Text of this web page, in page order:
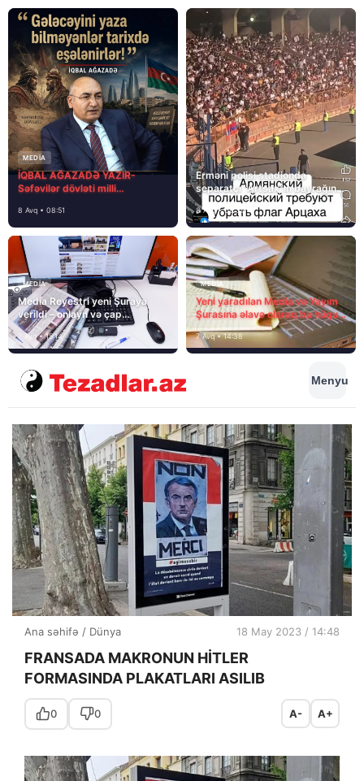
MEDİA
İQBAL AĞAZADƏ YAZIR-
Səfəvilər dövləti milli
8 Avq • 08:51
Erməni polisi stadionda
separatçı “Artsax”ın bayrağını
müsadirə etdi və…
8 Avq • 08:39
MEDİA
Media Reyestri yeni Şuraya
verildi – onlayn və çap
mediasını nə gözləyir?
7 Avq • 15:14
MEDİA
Yeni yaradılan Media və Yayım
Şurasına əlavə olaraq bu hüquq
və vəzifələr də verilib
7 Avq • 14:38
Menyu
Ana səhifə / Dünya 18 May 2023 / 14:48
FRANSADA MAKRONUN HİTLER
FORMASINDA PLAKATLARI ASILIB
0 0 A- A+